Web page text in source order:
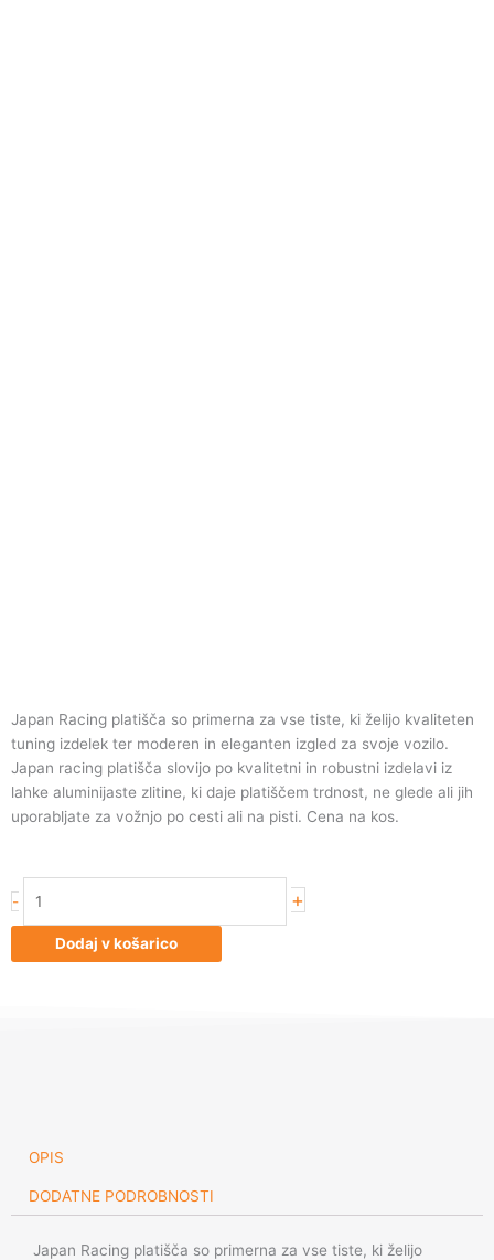
Japan Racing platišča so primerna za vse tiste, ki želijo kvaliteten
tuning izdelek ter moderen in eleganten izgled za svoje vozilo.
Japan racing platišča slovijo po kvalitetni in robustni izdelavi iz
lahke aluminijaste zlitine, ki daje platiščem trdnost, ne glede ali jih
uporabljate za vožnjo po cesti ali na pisti. Cena na kos.
-
Racing
JR10
17x8
+
Dodaj v košarico
OPIS
DODATNE PODROBNOSTI
Japan Racing platišča so primerna za vse tiste, ki želijo